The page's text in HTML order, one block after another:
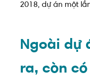
2018, dự án một
Ngoài dự
ra, còn